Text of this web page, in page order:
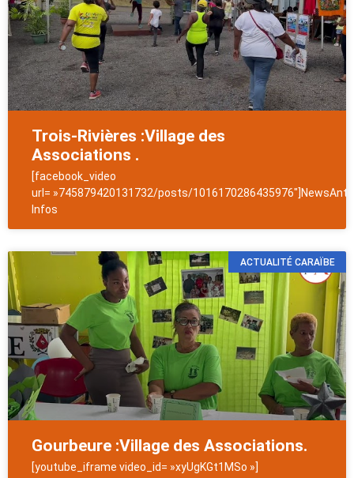
Trois-Rivières :Village des
Associations .
[facebook_video
url= »745879420131732/posts/
Infos
ACTUALITÉ CARAÏBE
Gourbeure :Village des Associations.
[youtube_iframe video_id= »xyUgKGt1MSo »]